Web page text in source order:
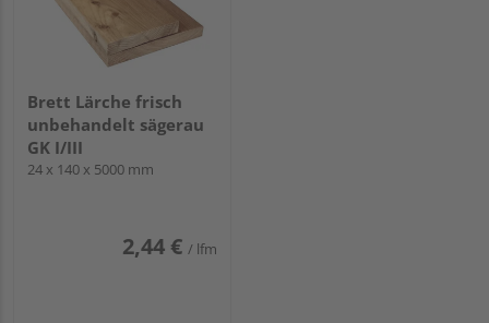
Brett Lärche frisch
unbehandelt sägerau
GK I/III
24 x 140 x 5000 mm
2,44 € / lfm